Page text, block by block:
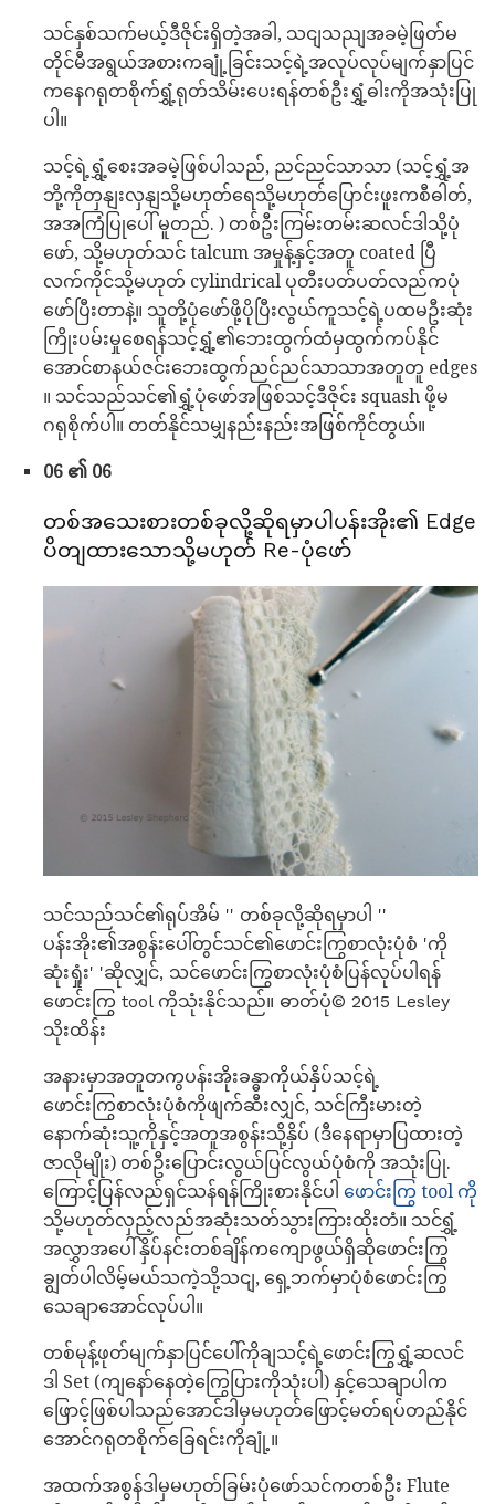
သင်နှစ်သက်မယ့်ဒီဇိုင်းရှိတဲ့အခါ, သငျသညျအခမဲ့ဖြတ်မ
တိုင်မီအရွယ်အစားကချုံ့ခြင်းသင့်ရဲ့အလုပ်လုပ်မျက်နှာပြင်
ကနေဂရုတစိုက်ရွှံ့ရုတ်သိမ်းပေးရန်တစ်ဦးရွှံ့ဓါးကိုအသုံးပြု
ပါ။
သင့်ရဲ့ရွှံ့စေးအခမဲ့ဖြစ်ပါသည်, ညင်ညင်သာသာ (သင့်ရွှံ့အ
ဘို့ကိုတှနျးလှနျသို့မဟုတ်ရေသို့မဟုတ်ပြောင်းဖူးကစီဓါတ်,
အအကြံပြုပေါ် မူတည်. ) တစ်ဦးကြမ်းတမ်းဆလင်ဒါသို့ပုံ
ဖော်, သို့မဟုတ်သင် talcum အမှုန့်နှင့်အတူ coated ပြီ
လက်ကိုင်သို့မဟုတ် cylindrical ပုတီးပတ်ပတ်လည်ကပုံ
ဖော်ပြီးတာနဲ့။ သူတို့ပုံဖော်ဖို့ပိုပြီးလွယ်ကူသင့်ရဲ့ပထမဦးဆုံး
ကြိုးပမ်းမှုစေရန်သင့်ရွှံ့၏ဘေးထွက်ထံမှထွက်ကပ်နိုင်
အောင်စာနယ်ဇင်းဘေးထွက်ညင်ညင်သာသာအတူတူ edges
။ သင်သည်သင်၏ရွှံ့ပုံဖော်အဖြစ်သင့်ဒီဇိုင်း squash ဖို့မ
ဂရုစိုက်ပါ။ တတ်နိုင်သမျှနည်းနည်းအဖြစ်ကိုင်တွယ်။
06 ၏ 06
တစ်အသေးစားတစ်ခုလို့ဆိုရမှာပါပန်းအိုး၏ Edge
ပိတျထားသောသို့မဟုတ် Re-ပုံဖော်
သင်သည်သင်၏ရုပ်အိမ် '' တစ်ခုလို့ဆိုရမှာပါ ''
ပန်းအိုး၏အစွန်းပေါ်တွင်သင်၏ဖောင်းကြွစာလုံးပုံစံ 'ကို
ဆုံးရှုံး' 'ဆိုလျှင်, သင်ဖောင်းကြွစာလုံးပုံစံပြန်လုပ်ပါရန်
ဖောင်းကြွ tool ကိုသုံးနိုင်သည်။ ဓာတ်ပုံ© 2015 Lesley
သိုးထိန်း
အနားမှာအတူတကွပန်းအိုးခန္ဓာကိုယ်နှိပ်သင့်ရဲ့
ဖောင်းကြွစာလုံးပုံစံကိုဖျက်ဆီးလျှင်, သင်ကြီးမားတဲ့
နောက်ဆုံးသူ့ကိုနှင့်အတူအစွန်းသို့နှိပ် (ဒီနေရာမှာပြထားတဲ့
ဇာလိုမျိုး) တစ်ဦးပြောင်းလွယ်ပြင်လွယ်ပုံစံကို အသုံးပြု.
ကြောင့်ပြန်လည်ရှင်သန်ရန်ကြိုးစားနိုင်ပါ ဖောင်းကြွ tool ကို
သို့မဟုတ်လှည့်လည်အဆုံးသတ်သွားကြားထိုးတံ။ သင်ရွှံ့
အလွှာအပေါ်နှိပ်နင်းတစ်ချိန်ကကျောဖွယ်ရှိဆိုဖောင်းကြွ
ချွတ်ပါလိမ့်မယ်သကဲ့သို့သငျ, ရှေ့ဘက်မှာပုံစံဖောင်းကြွ
သေချာအောင်လုပ်ပါ။
တစ်မုန့်ဖုတ်မျက်နှာပြင်ပေါ်ကိုချသင့်ရဲ့ဖောင်းကြွရွှံ့ဆလင်
ဒါ Set (ကျနော်နေတဲ့ကြွေပြားကိုသုံးပါ) နှင့်သေချာပါက
ဖြောင့်ဖြစ်ပါသည်အောင်ဒါမှမဟုတ်ဖြောင့်မတ်ရပ်တည်နိုင်
အောင်ဂရုတစိုက်ခြေရင်းကိုချုံ့။
အထက်အစွန်ဒါမှမဟုတ်ခြမ်းပုံဖော်သင်ကတစ်ဦး Flute